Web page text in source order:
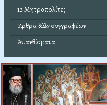
12 Μητροπολίτες
Ἄρθρα ἄλλων συγγραφέων
Ἀπανθίσματα